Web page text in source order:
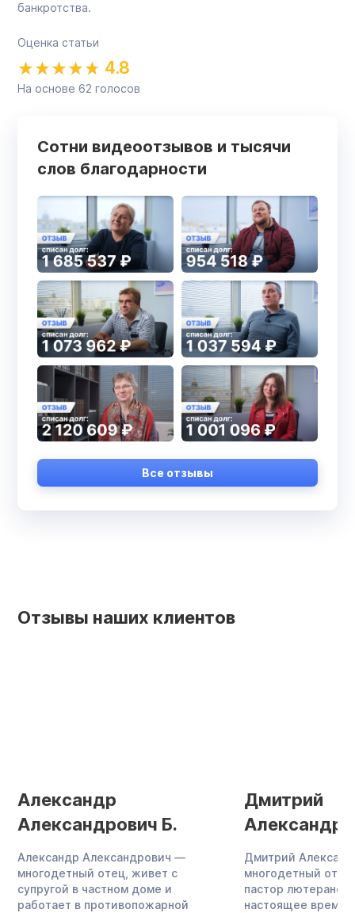
банкротства.
Оценка статьи
4.8
На основе 62 голосов
Сотни видеоотзывов и тысячи
слов благодарности
Все отзывы
Отзывы наших клиентов
Александр
Александрович Б.
Александр Александрович —
многодетный отец, живет с
супругой в частном доме и
работает в противопожарной
Дмитрий
Дмитрий
многодетный
пастор
настоящее время